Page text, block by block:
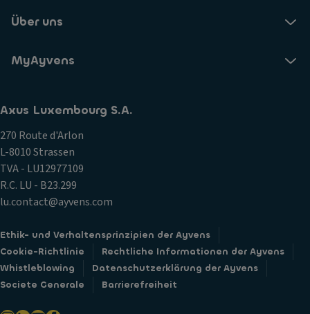
Über uns
MyAyvens
Axus Luxembourg S.A.
270 Route d'Arlon
L-8010 Strassen
TVA - LU12977109
R.C. LU - B23.299
lu.contact@ayvens.com
Ethik- und Verhaltensprinzipien der Ayvens
Cookie-Richtlinie
Rechtliche Informationen der Ayvens
Whistleblowing
Datenschutzerklärung der Ayvens
Societe Generale
Barrierefreiheit